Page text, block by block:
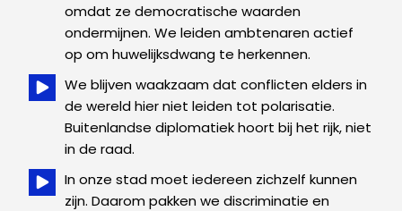
omdat ze democratische waarden
ondermijnen. We leiden ambtenaren actief
op om huwelijksdwang te herkennen.
We blijven waakzaam dat conflicten elders in
de wereld hier niet leiden tot polarisatie.
Buitenlandse diplomatiek hoort bij het rijk, niet
in de raad.
In onze stad moet iedereen zichzelf kunnen
zijn. Daarom pakken we discriminatie en